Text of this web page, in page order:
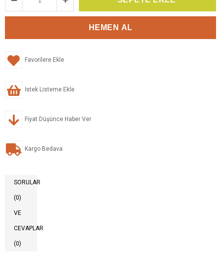
Favorilere Ekle
İstek Listeme Ekle
Fiyat Düşünce Haber Ver
Kargo Bedava
SORULAR
(0)
VE
CEVAPLAR
(0)